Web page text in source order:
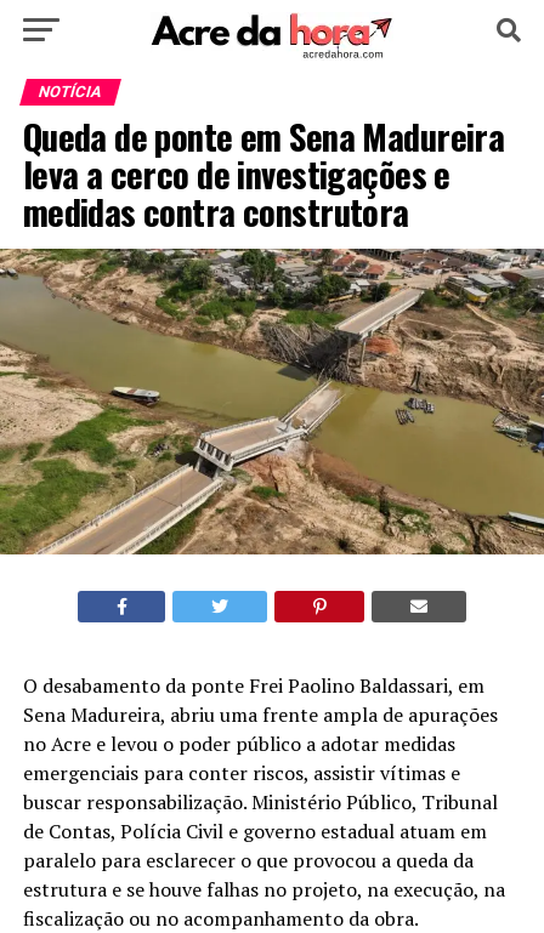
HOME
EDUCAÇÃO NOTÍCIA MUNDO
NOTÍCIA
Queda de ponte em Sena Madureira
leva a cerco de investigações e
medidas contra construtora
O desabamento da ponte Frei Paolino Baldassari, em
Sena Madureira, abriu uma frente ampla de apurações
no Acre e levou o poder público a adotar medidas
emergenciais para conter riscos, assistir vítimas e
buscar responsabilização. Ministério Público, Tribunal
de Contas, Polícia Civil e governo estadual atuam em
paralelo para esclarecer o que provocou a queda da
estrutura e se houve falhas no projeto, na execução, na
fiscalização ou no acompanhamento da obra.